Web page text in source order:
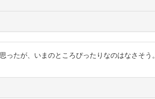
たが、いまのところぴったりなのはなさそう。